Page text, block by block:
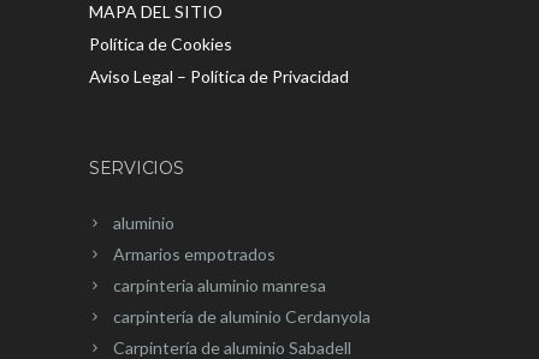
MAPA DEL SITIO
Política de Cookies
Aviso Legal – Política de Privacidad
SERVICIOS
aluminio
Armarios empotrados
carpínteria aluminio manresa
carpintería de aluminio Cerdanyola
Carpintería de aluminio Sabadell